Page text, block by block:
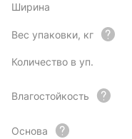
Ширина
Вес упаковки, кг
Количество в уп.
Влагостойкость
Основа